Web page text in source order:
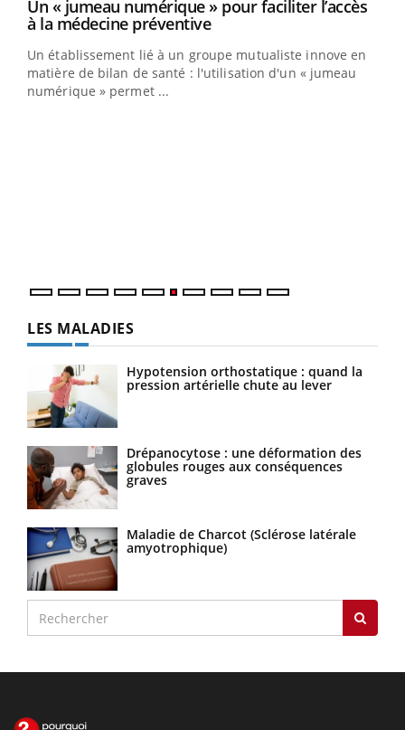
Youtube
Un « jumeau numérique » pour faciliter l’accès
à la médecine préventiveYoutube
Un établissement lié à un groupe mutualiste innove en
matière de bilan de santé : l'utilisation d'un « jumeau
numérique » permet ...
Youtube
COUP DE FOOD sur le diabèteYoutube
Coup de food sur le diabète, c'est votre nouveau rendez-
vous culinaire qui bouscule les idées reçues ! Dans cet
épisode, une ...
LES MALADIES
Hypotension orthostatique : quand la
pression artérielle chute au lever
Drépanocytose : une déformation des
globules rouges aux conséquences
graves
Maladie de Charcot (Sclérose latérale
amyotrophique)